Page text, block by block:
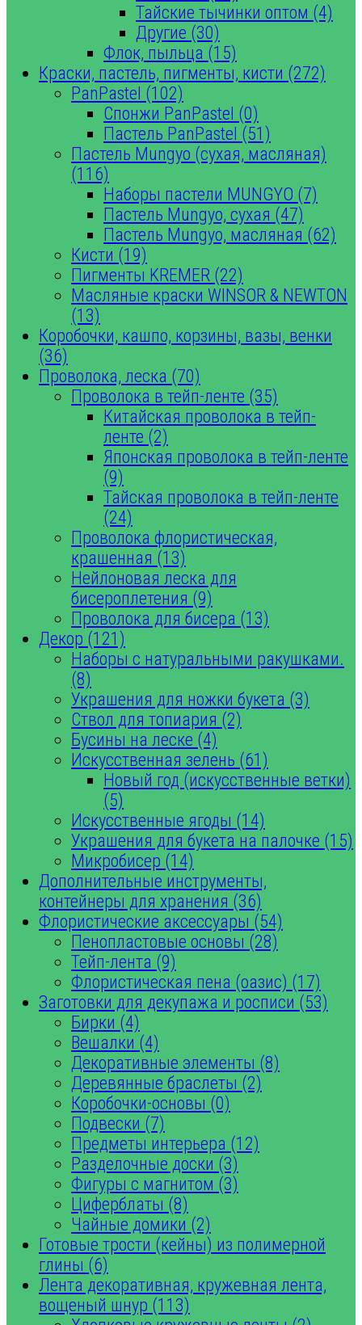
Тайские тычинки оптом (4)
Другие (30)
Флок, пыльца (15)
Краски, пастель, пигменты, кисти (272)
PanPastel (102)
Спонжи PanPastel (0)
Пастель PanPastel (51)
Пастель Mungyo (сухая, масляная)
(116)
Наборы пастели MUNGYO (7)
Пастель Mungyo, сухая (47)
Пастель Mungyo, масляная (62)
Кисти (19)
Пигменты KREMER (22)
Масляные краски WINSOR & NEWTON
(13)
Коробочки, кашпо, корзины, вазы, венки
(36)
Проволока, леска (70)
Проволока в тейп-ленте (35)
Китайская проволока в тейп-
ленте (2)
Японская проволока в тейп-ленте
(9)
Тайская проволока в тейп-ленте
(24)
Проволока флористическая,
крашенная (13)
Нейлоновая леска для
бисероплетения (9)
Проволока для бисера (13)
Декор (121)
Наборы с натуральными ракушками.
(8)
Украшения для ножки букета (3)
Ствол для топиария (2)
Бусины на леске (4)
Искусственная зелень (61)
Новый год (искусственные ветки)
(5)
Искусственные ягоды (14)
Украшения для букета на палочке (15)
Микробисер (14)
Дополнительные инструменты,
контейнеры для хранения (36)
Флористические аксессуары (54)
Пенопластовые основы (28)
Тейп-лента (9)
Флористическая пена (оазис) (17)
Заготовки для декупажа и росписи (53)
Бирки (4)
Вешалки (4)
Декоративные элементы (8)
Деревянные браслеты (2)
Коробочки-основы (0)
Подвески (7)
Предметы интерьера (12)
Разделочные доски (3)
Фигуры с магнитом (3)
Циферблаты (8)
Чайные домики (2)
Готовые трости (кейны) из полимерной
глины (6)
Лента декоративная, кружевная лента,
вощеный шнур (113)